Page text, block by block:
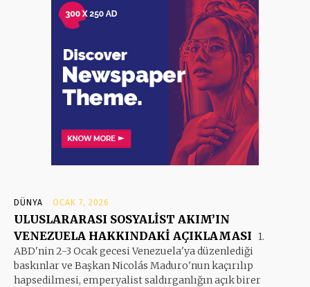
DÜNYA OCAK 7, 2026
ULUSLARARASI SOSYALİST AKIM’IN
VENEZUELA HAKKINDAKİ AÇIKLAMASI 1.
ABD'nin 2-3 Ocak gecesi Venezuela'ya düzenlediği
baskınlar ve Başkan Nicolás Maduro'nun kaçırılıp
hapsedilmesi, emperyalist saldırganlığın açık birer